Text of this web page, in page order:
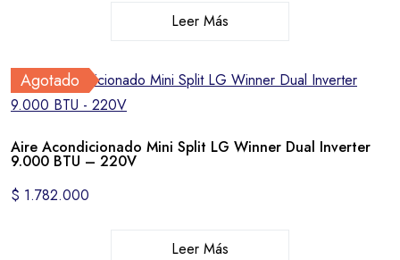
Leer Más
Agotado
Aire Acondicionado Mini Split LG Winner Dual Inverter
9.000 BTU – 220V
$ 1.782.000
Leer Más